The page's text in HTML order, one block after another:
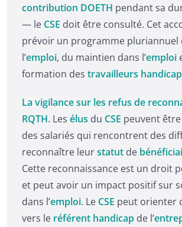
contribution DOETH pendant sa
— le CSE doit être consulté. Cet
prévoir un programme pluriannuel
l’emploi, du maintien dans l’emploi
formation des travailleurs
La vigilance sur les refus de
RQTH. Les élus du CSE peuvent
des salariés qui rencontrent des
reconnaître leurstatut de
Cette reconnaissance est un droit
et peut avoir un impact positif sur
dans l’emploi. Le CSE peut orienter
vers le référent handicap de l’